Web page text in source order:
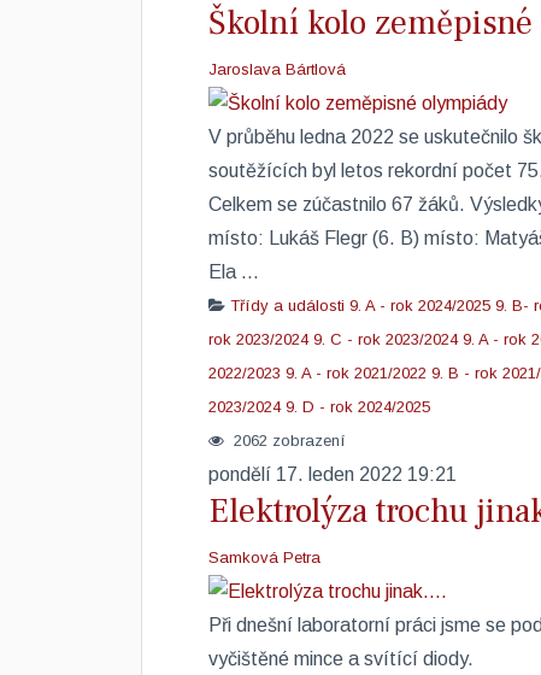
Školní kolo
Jaroslava Bártlová
V průběhu ledna 2022 se uskutečnilo
soutěžících byl letos rekordní počet
Celkem se zúčastnilo 67 žáků.
místo: Lukáš Flegr (6. B) místo:
Ela ...
Třídy a události 9. A - rok 2024/2025 9. B-
rok 2023/2024 9. C - rok 2023/2024 9. A - rok
2022/2023 9. A - rok 2021/2022 9. B - rok
2023/2024 9. D - rok 2024/2025
2062 zobrazení
pondělí 17. leden 2022 19:21
Elektrolýza trochu
Samková Petra
Při dnešní laboratorní práci jsme se
vyčištěné mince a svítící diody. ​